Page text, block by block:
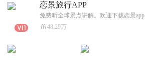
恋景旅行APP
免费听全球景点讲解。欢迎下载恋景app
48.29万